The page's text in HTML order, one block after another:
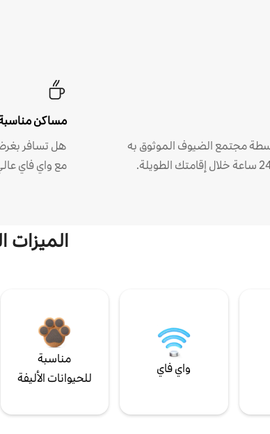
مجتمع الضيوف الموثوق به
مساكن
هل تسافر
مع واي فاي
الميزات
واي فاي
مناسبة
للحيوانات الأليفة